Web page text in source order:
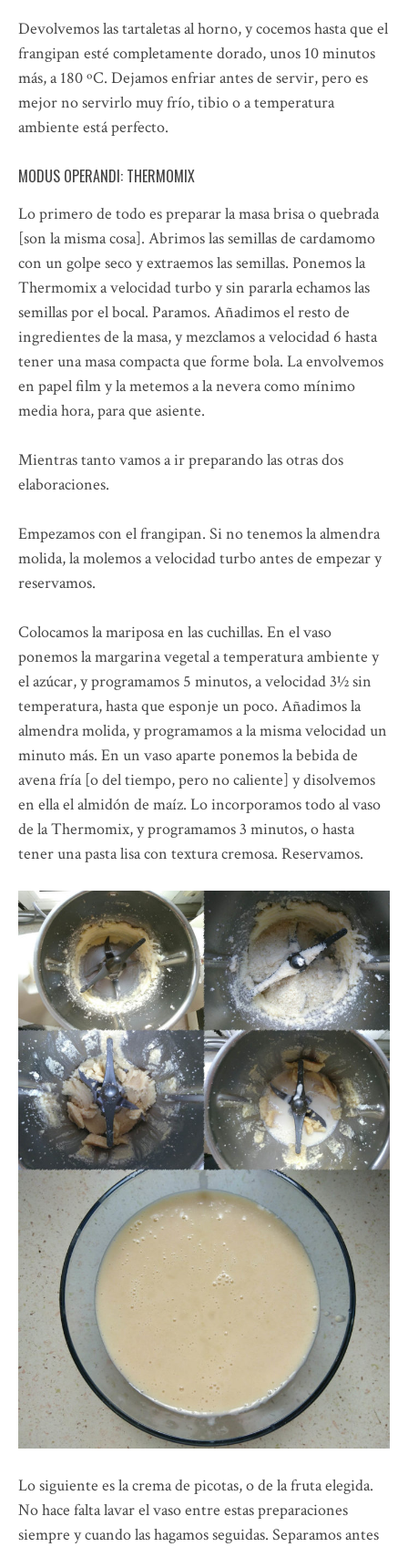
Devolvemos las tartaletas al horno, y cocemos hasta que el
frangipan esté completamente dorado, unos 10 minutos
más, a 180 ºC. Dejamos enfriar antes de servir, pero es
mejor no servirlo muy frío, tibio o a temperatura
ambiente está perfecto.
MODUS OPERANDI: THERMOMIX
Lo primero de todo es preparar la masa brisa o quebrada
[son la misma cosa]. Abrimos las semillas de cardamomo
con un golpe seco y extraemos las semillas. Ponemos la
Thermomix a velocidad turbo y sin pararla echamos las
semillas por el bocal. Paramos. Añadimos el resto de
ingredientes de la masa, y mezclamos a velocidad 6 hasta
tener una masa compacta que forme bola. La envolvemos
en papel film y la metemos a la nevera como mínimo
media hora, para que asiente.
Mientras tanto vamos a ir preparando las otras dos
elaboraciones.
Empezamos con el frangipan. Si no tenemos la almendra
molida, la molemos a velocidad turbo antes de empezar y
reservamos.
Colocamos la mariposa en las cuchillas. En el vaso
ponemos la margarina vegetal a temperatura ambiente y
el azúcar, y programamos 5 minutos, a velocidad 3½ sin
temperatura, hasta que esponje un poco. Añadimos la
almendra molida, y programamos a la misma velocidad un
minuto más. En un vaso aparte ponemos la bebida de
avena fría [o del tiempo, pero no caliente] y disolvemos
en ella el almidón de maíz. Lo incorporamos todo al vaso
de la Thermomix, y programamos 3 minutos, o hasta
tener una pasta lisa con textura cremosa. Reservamos.
Lo siguiente es la crema de picotas, o de la fruta elegida.
No hace falta lavar el vaso entre estas preparaciones
siempre y cuando las hagamos seguidas. Separamos antes